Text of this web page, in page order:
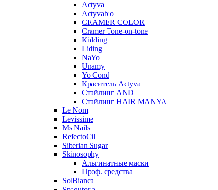
Actyva
Actyvabio
CRAMER COLOR
Cramer Tone-on-tone
Kidding
Liding
NaYo
Unamy
Yo Cond
Краситель Actyva
Стайлинг AND
Стайлинг HAIR MANYA
Le Nom
Levissime
Ms.Nails
RefectoCil
Siberian Sugar
Skinosophy
Альгинатные маски
Проф. средства
SolBianca